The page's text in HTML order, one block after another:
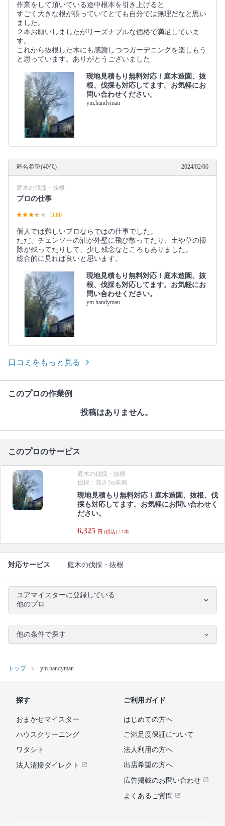
作業をして頂いている途中根本を引き上げると
すごく大きな根が張っていてとても自分では無理だなと思い
ました。
２本お願いしましたがリーズナブルな価格で満足していま
す。
これから抜根した木にも感謝しつつガーデニングを楽しもう
と思っています。ありがとうございました
現地見積もり無料対応！庭木造園、抜
根、伐採も対応してます。お気軽にお
問い合わせください。
ym.handyman
匿名希望(40代) 2024/02/06
庭木の伐採・抜根
プロの仕事
3.80
個人では難しいプロならではの仕事でした。
ただ、チェンソーの油が外壁に飛び散ってたり、土や草の掃
除が残ってたりして、少し残念なところもありました。
総合的に見れば良いと思います。
現地見積もり無料対応！庭木造園、抜
根、伐採も対応してます。お気軽にお
問い合わせください。
ym.handyman
口コミをもっと見る
このプロの作業例
投稿はありません。
このプロのサービス
庭木の伐採・抜根
伐採：高さ3m未満
現地見積もり無料対応！庭木造園、抜根、伐
採も対応してます。お気軽にお問い合わせく
ださい。
6,325 円 (税込) / 1本
対応サービス 庭木の伐採・抜根
ユアマイスターに登録している
他のプロ
他の条件で探す
トップ ym.handyman
探す
おまかせマイスター
ハウスクリーニング
ワタシト
法人清掃ダイレクト
ご利用ガイド
はじめての方へ
ご満足度保証について
法人利用の方へ
出店希望の方へ
広告掲載のお問い合わせ
よくあるご質問